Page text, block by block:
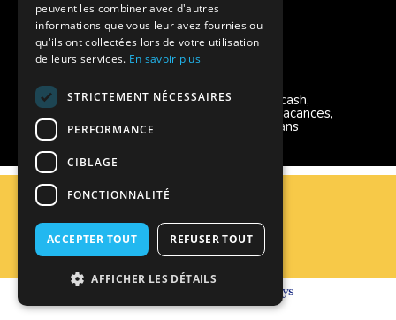
Modes de règlement acceptés
Chèque, Virement, Espèces, Mandats cash,
Bons CAF, Conseil général, Chèques vacances,
Carte bancaire, Prise en charge reçu sans
règlement, Prélèvement
Plan du site
Espace Professionnels
Réalisation
Vackélys
peuvent les combiner avec d'autres
informations que vous leur avez fournies ou
qu'ils ont collectées lors de votre utilisation
de leurs services. En savoir plus
STRICTEMENT NÉCESSAIRES
PERFORMANCE
CIBLAGE
FONCTIONNALITÉ
ACCEPTER TOUT REFUSER TOUT
AFFICHER LES DÉTAILS